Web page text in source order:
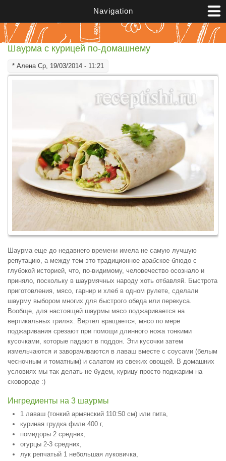
Navigation
Шаурма с курицей по-домашнему
* АленаСр, 19/03/2014 - 11:21
Шаурма еще до недавнего времени имела не самую лучшую
репутацию, а между тем это традиционное арабское блюдо с
глубокой историей, что, по-видимому, человечество осознало и
приняло, поскольку в шаурмячных народу хоть отбавляй. Быстрота
приготовления, мясо, гарнир и хлеб в одном рулете, сделали
шаурму выбором многих для быстрого обеда или перекуса.
Вообще, для настоящей шаурмы мясо поджаривается на
вертикальных грилях. Вертел вращается, мясо по мере
поджаривания срезают при помощи длинного ножа тонкими
кусочками, которые падают в поддон. Эти кусочки затем
измельчаются и заворачиваются в лаваш вместе с соусами (белым
чесночным и томатным) и салатом из свежих овощей. В домашних
условиях мы так делать не будем, курицу просто поджарим на
сковороде :)
Ингредиенты на 3 шаурмы
1 лаваш (тонкий армянский 110:50 см) или пита,
куриная грудка филе 400 г,
помидоры 2 средних,
огурцы 2-3 средних,
лук репчатый 1 небольшая луковичка,